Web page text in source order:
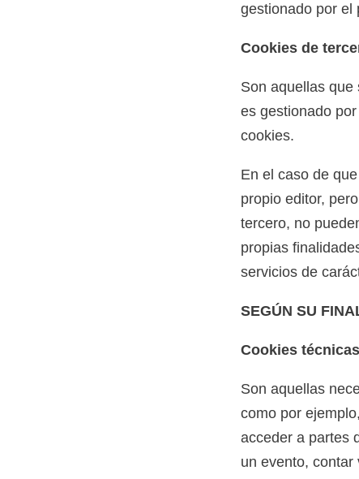
gestionado por el
Cookies de
Son aquellas
es gestionado
cookies.
En el caso de
propio editor,
tercero, no
propias
servicios de
SEGÚN SU
Cookies
Son aquellas
como por
acceder a partes
un evento,